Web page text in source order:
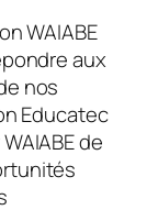
WAIABE
aux
nos
Educatec
de